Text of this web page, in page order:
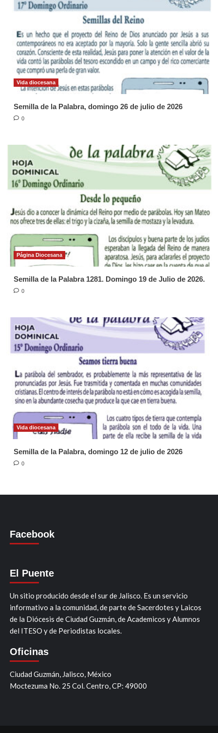
Vida diocesana
Semilla de la Palabra, domingo 26 de julio de 2026
0
Página Diocesana
Semilla de la Palabra 1281. Domingo 19 de Julio de 2026.
0
Vida diocesana
Semilla de la Palabra, domingo 12 de julio de 2026
0
Facebook
El Puente
Un sitio producido desde el sur de Jalisco. Es un servicio
informativo a la comunidad, de parte de Sacerdotes y Laicos
de la Diócesis de Ciudad Guzmán, de Academicos y Alumnos
del ITESO y de Periodistas locales.
Oficinas
Ciudad Guzmán, Jalisco, México
Moctezuma No. 25 Col. Centro, CP: 49000